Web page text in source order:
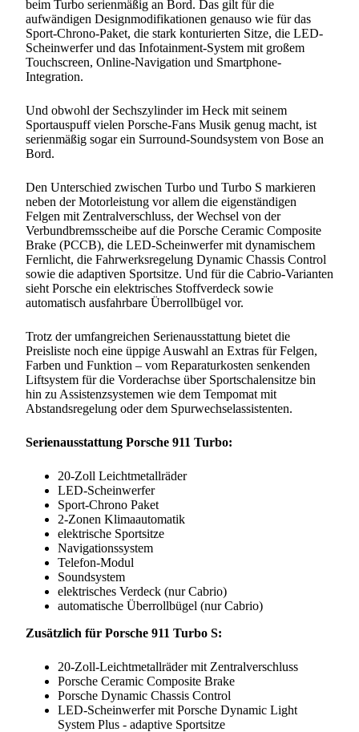
beim Turbo serienmäßig an Bord. Das gilt für die
aufwändigen Designmodifikationen genauso wie für das
Sport-Chrono-Paket, die stark konturierten Sitze, die LED-
Scheinwerfer und das Infotainment-System mit großem
Touchscreen, Online-Navigation und Smartphone-
Integration.
Und obwohl der Sechszylinder im Heck mit seinem
Sportauspuff vielen Porsche-Fans Musik genug macht, ist
serienmäßig sogar ein Surround-Soundsystem von Bose an
Bord.
Den Unterschied zwischen Turbo und Turbo S markieren
neben der Motorleistung vor allem die eigenständigen
Felgen mit Zentralverschluss, der Wechsel von der
Verbundbremsscheibe auf die Porsche Ceramic Composite
Brake (PCCB), die LED-Scheinwerfer mit dynamischem
Fernlicht, die Fahrwerksregelung Dynamic Chassis Control
sowie die adaptiven Sportsitze. Und für die Cabrio-Varianten
sieht Porsche ein elektrisches Stoffverdeck sowie
automatisch ausfahrbare Überrollbügel vor.
Trotz der umfangreichen Serienausstattung bietet die
Preisliste noch eine üppige Auswahl an Extras für Felgen,
Farben und Funktion – vom Reparaturkosten senkenden
Liftsystem für die Vorderachse über Sportschalensitze bin
hin zu Assistenzsystemen wie dem Tempomat mit
Abstandsregelung oder dem Spurwechselassistenten.
Serienausstattung Porsche 911 Turbo:
20-Zoll Leichtmetallräder
LED-Scheinwerfer
Sport-Chrono Paket
2-Zonen Klimaautomatik
elektrische Sportsitze
Navigationssystem
Telefon-Modul
Soundsystem
elektrisches Verdeck (nur Cabrio)
automatische Überrollbügel (nur Cabrio)
Zusätzlich für Porsche 911 Turbo S:
20-Zoll-Leichtmetallräder mit Zentralverschluss
Porsche Ceramic Composite Brake
Porsche Dynamic Chassis Control
LED-Scheinwerfer mit Porsche Dynamic Light
System Plus - adaptive Sportsitze